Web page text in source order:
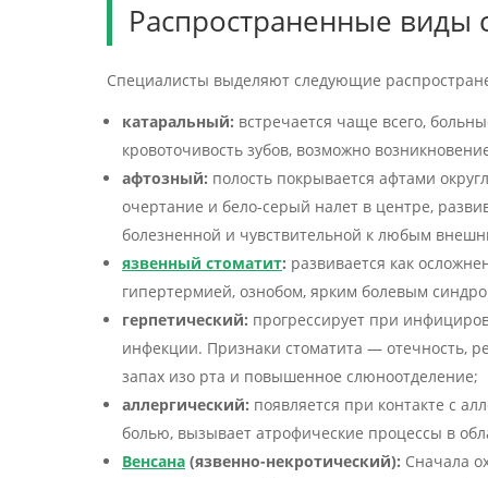
Распространенные виды
Специалисты выделяют следующие
катаральный: встречается чаще всего,
кровоточивость зубов, возможно
афтозный: полость покрывается афтами
очертание и бело-серый налет в центре,
болезненной и чувствительной к любым
язвенный стоматит: развивается как
гипертермией, ознобом, ярким болевым
герпетический: прогрессирует при
инфекции. Признаки стоматита — отечность,
запах изо рта и повышенное слюноотделение;
аллергический: появляется при контакте с
болью, вызывает атрофические процессы в
Венсана (язвенно-некротический): Сначала